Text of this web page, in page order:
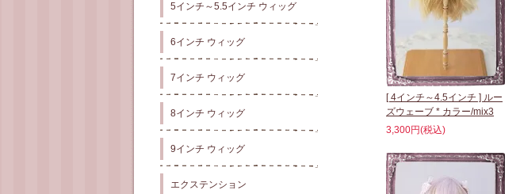
5インチ～5.5インチ ウィッグ
6インチ ウィッグ
7インチ ウィッグ
8インチ ウィッグ
9インチ ウィッグ
エクステンション
[ 4インチ～4.5インチ ] ルー
ズウェーブ * カラー/mix3
3,300円(税込)